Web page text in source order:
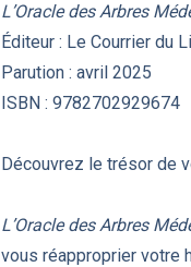
L’Oracle des Arbres
Éditeur : Le Courrier du
Parution : avril 2025
ISBN : 9782702929674
Découvrez le trésor de
L’Oracle des Arbres
vous réapproprier votre